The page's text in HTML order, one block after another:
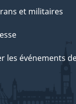
et militaires
les événements